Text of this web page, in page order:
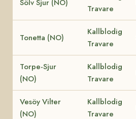
Sölv Sjur (NO)
Travare
Tonetta (NO)
Kallblodig
Travare
Torpe-Sjur
(NO)
Kallblodig
Travare
Vesöy Vilter
(NO)
Kallblodig
Travare